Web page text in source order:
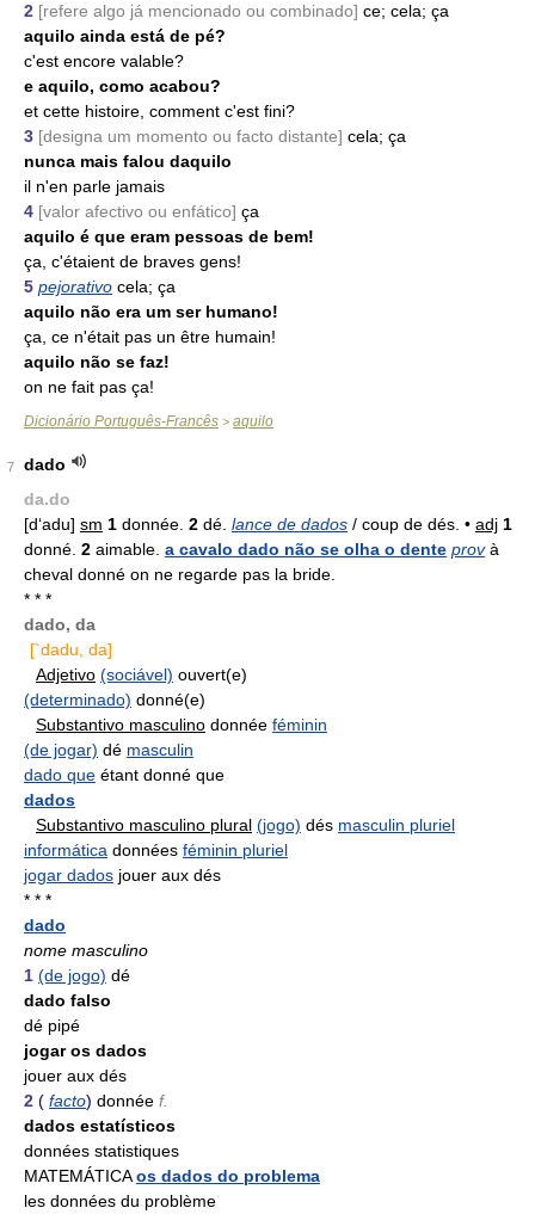
2 [refere algo já mencionado ou combinado] ce; cela; ça
aquilo ainda está de pé?
c'est encore valable?
e aquilo, como acabou?
et cette histoire, comment c'est fini?
3 [designa um momento ou facto distante] cela; ça
nunca mais falou daquilo
il n'en parle jamais
4 [valor afectivo ou enfático] ça
aquilo é que eram pessoas de bem!
ça, c'étaient de braves gens!
5 pejorativo cela; ça
aquilo não era um ser humano!
ça, ce n'était pas un être humain!
aquilo não se faz!
on ne fait pas ça!
Dicionário Português-Francês > aquilo
7
dado
da.do
[d‘adu] sm 1 donnée. 2 dé. lance de dados / coup de dés. • adj 1
donné. 2 aimable. a cavalo dado não se olha o dente provà
cheval donné on ne regarde pas la bride.
* * *
dado, da
[`dadu, da]
Adjetivo (sociável) ouvert(e)
(determinado) donné(e)
Substantivo masculino donnée féminin
(de jogar) dé masculin
dado que étant donné que
dados
Substantivo masculino plural (jogo) dés masculin pluriel
informática données féminin pluriel
jogar dados jouer aux dés
* * *
dado
nome masculino
1 (de jogo) dé
dado falso
dé pipé
jogar os dados
jouer aux dés
2 ( facto) donnée f.
dados estatísticos
données statistiques
MATEMÁTICAos dados do problema
les données du problème